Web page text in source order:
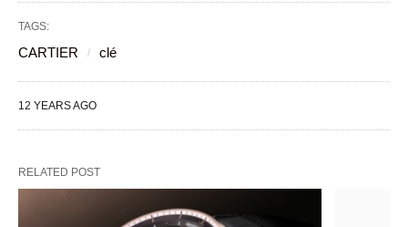
TAGS:
CARTIER clé
12 YEARS AGO
RELATED POST